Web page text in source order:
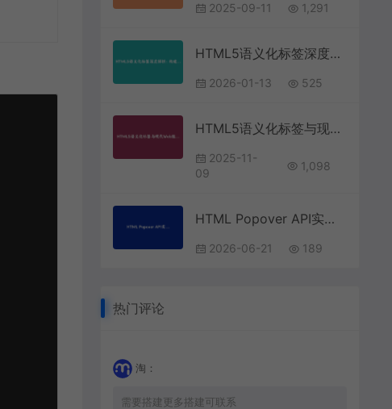
2025-09-11 1,291
HTML5语义化标签深度解析：构建可访问的现代Web应用架构
2026-01-13 525
HTML5语义化标签与现代Web组件开发实战教程
2025-11-
09
1,098
HTML Popover API实战：告别JS弹窗，用声明式代码构建原生弹出层
2026-06-21 189
热门评论
淘：
需要搭建更多搭建可联系